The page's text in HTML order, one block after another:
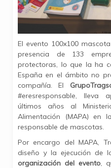
El evento 100x100
presencia de 133
protectoras, lo que la ha
España en el ámbito no
compañía. El
#eresresponsable,
últimos años al
Alimentación (MAPA) en
responsable de mascotas.
Por encargo del MAPA,
diseño y la ejecución de
organización del evento,